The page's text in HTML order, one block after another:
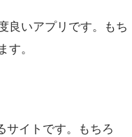
良いアプリです。もち
。
サイトです。もちろ